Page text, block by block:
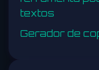
textos
Gerador de